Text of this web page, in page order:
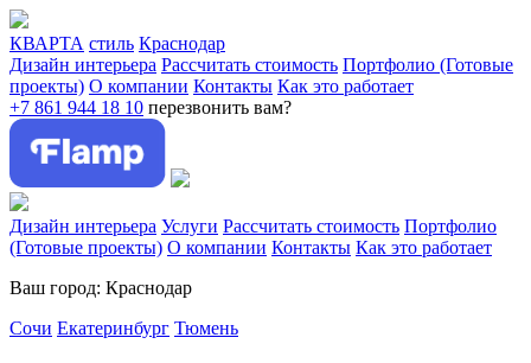
КВАРТА стиль Краснодар
Дизайн интерьера Рассчитать стоимость Портфолио (Готовые
проекты) О компании Контакты Как это работает
+7 861 944 18 10 перезвонить вам?
Дизайн интерьера Услуги Рассчитать стоимость Портфолио
(Готовые проекты) О компании Контакты Как это работает
Ваш город: Краснодар
Сочи Екатеринбург Тюмень